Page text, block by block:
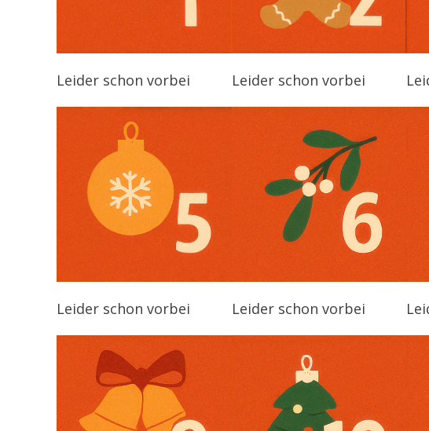
Leider schon vorbei Leider schon vorbei
Leider schon vorbei Leider schon vorbei